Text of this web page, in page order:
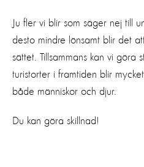
Ju fler vi blir som säger nej till
desto mindre lönsamt blir det
sättet. Tillsammans kan vi göra
turistorter i framtiden blir
både människor och djur.
Du kan göra skillnad!